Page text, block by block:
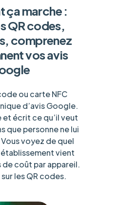
ça marche :
QR codes,
comprenez
vos avis
ou carte NFC
d’avis Google.
et écrit ce qu’il veut
que personne ne lui
voyez de quel
vient
de coût par appareil.
les QR codes.